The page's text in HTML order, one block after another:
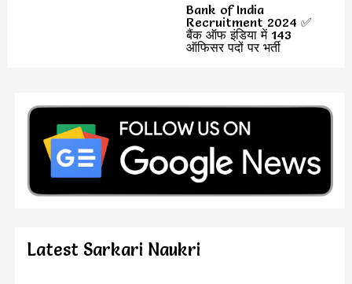
Bank of India
Recruitment 2024 ✅
बैंक ऑफ इंडिया में 143
ऑफिसर पदों पर भर्ती
Latest Sarkari Naukri